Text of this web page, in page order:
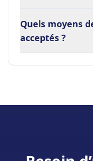
Quels moyens
acceptés ?